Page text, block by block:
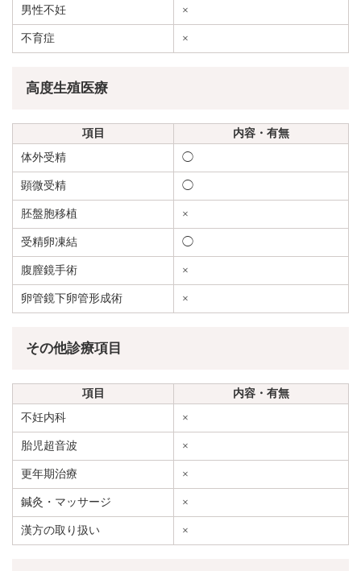
男性不妊 ×
不育症 ×
高度生殖医療
項目
内容・有無
体外受精
◯
顕微受精 ◯
胚盤胞移植 ×
受精卵凍結 ◯
腹膣鏡手術 ×
卵管鏡下卵管形成術 ×
その他診療項目
項目
内容・有無
不妊内科
×
胎児超音波 ×
更年期治療 ×
鍼灸・マッサージ ×
漢方の取り扱い ×